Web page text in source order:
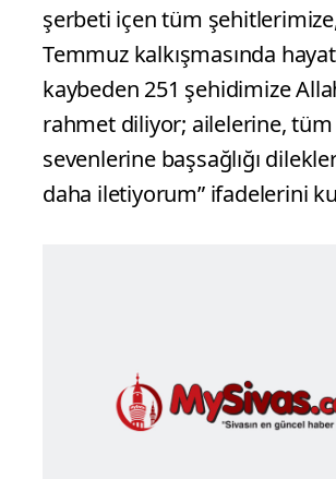
şerbeti içen tüm
Temmuz kalkışmasında
kaybeden 251 şehidimize
rahmet diliyor; ailelerine, tüm
sevenlerine başsağlığı
daha iletiyorum” ifadelerini